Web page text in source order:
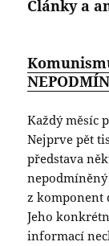
Články a
Každý měsíc
Nejprve pět
představa
z komponent
Jeho
informací